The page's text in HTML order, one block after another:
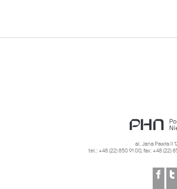
al. Jana Pawła II
tel.: +48 (22) 850 91 00, fax: +48 (22)